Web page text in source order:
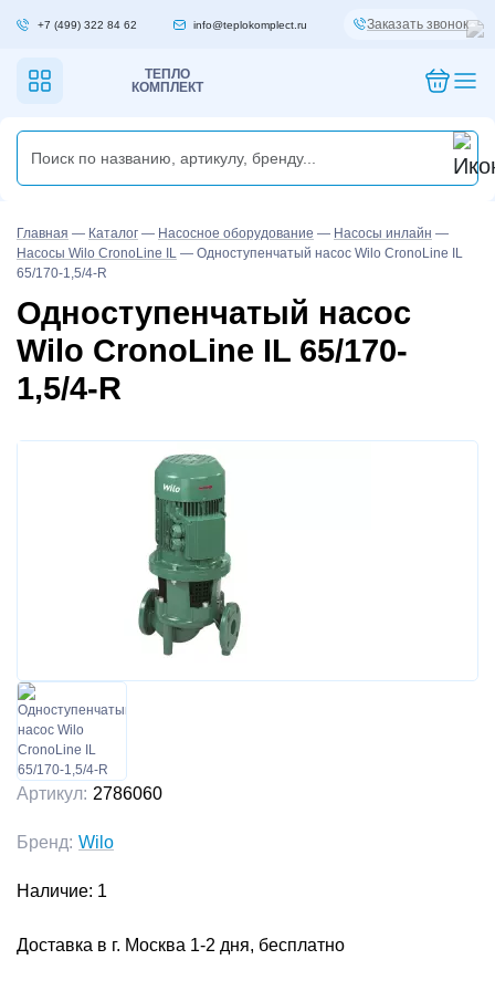
+7 (499) 322 84 62 info@teplokomplect.ru Заказать звонок
ТЕПЛО
КОМПЛЕКТ
Главная — Каталог — Насосное оборудование — Насосы инлайн —
Насосы Wilo CronoLine IL — Одноступенчатый насос Wilo CronoLine IL
65/170-1,5/4-R
Одноступенчатый насос
Wilo CronoLine IL 65/170-
1,5/4-R
Артикул: 2786060
Бренд: Wilo
Наличие: 1
Доставка в г. Москва 1-2 дня, бесплатно